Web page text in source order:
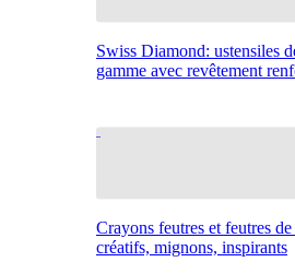
Swiss Diamond: ustensiles
gamme avec revêtement
Crayons feutres et feutres
créatifs, mignons, inspirants